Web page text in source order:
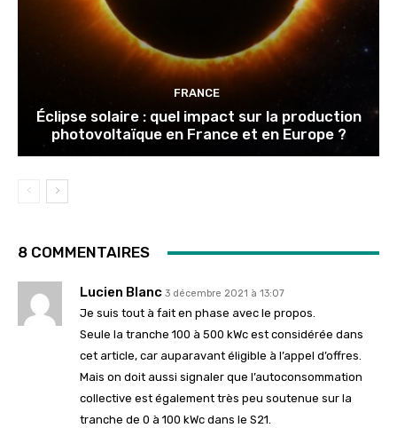
FRANCE
Éclipse solaire : quel impact sur la production
photovoltaïque en France et en Europe ?
8 COMMENTAIRES
Lucien Blanc 3 décembre 2021 à 13:07
Je suis tout à fait en phase avec le propos.
Seule la tranche 100 à 500 kWc est considérée dans
cet article, car auparavant éligible à l’appel d’offres.
Mais on doit aussi signaler que l’autoconsommation
collective est également très peu soutenue sur la
tranche de 0 à 100 kWc dans le S21.